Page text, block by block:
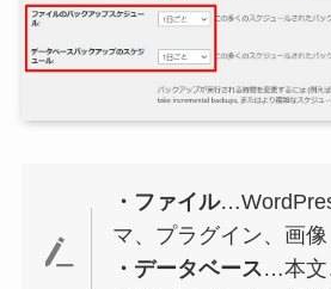
・ファイル
マ、プラグイン、画
・データベース…本文